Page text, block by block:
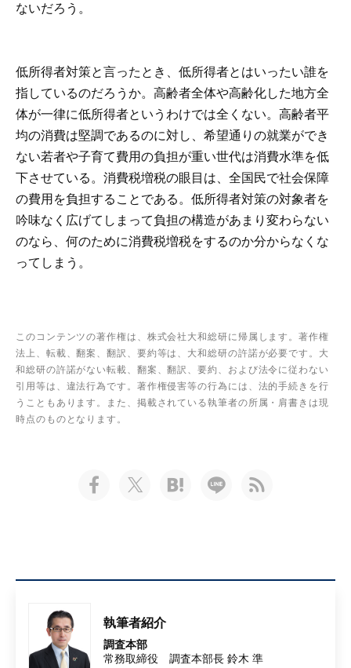
ないだろう。
低所得者対策と言ったとき、低所得者とはいったい誰を
指しているのだろうか。高齢者全体や高齢化した地方全
体が一律に低所得者というわけでは全くない。高齢者平
均の消費は堅調であるのに対し、希望通りの就業ができ
ない若者や子育て費用の負担が重い世代は消費水準を低
下させている。消費税増税の眼目は、全国民で社会保障
の費用を負担することである。低所得者対策の対象者を
吟味なく広げてしまって負担の構造があまり変わらない
のなら、何のために消費税増税をするのか分からなくな
ってしまう。
このコンテンツの著作権は、株式会社大和総研に帰属します。著作権
法上、転載、翻案、翻訳、要約等は、大和総研の許諾が必要です。大
和総研の許諾がない転載、翻案、翻訳、要約、および法令に従わない
引用等は、違法行為です。著作権侵害等の行為には、法的手続きを行
うこともあります。また、掲載されている執筆者の所属・肩書きは現
時点のものとなります。
執筆者紹介
調査本部
常務取締役 調査本部長 鈴木 準